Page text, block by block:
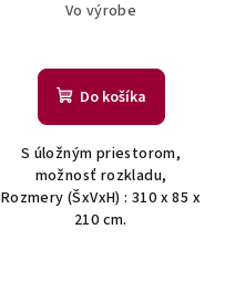
Vo výrobe
Do košíka
S úložným priestorom,
možnosť rozkladu,
Rozmery (ŠxVxH) : 310 x 85 x
210 cm.